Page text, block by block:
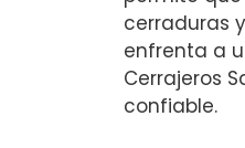
cerraduras
enfrenta a
Cerrajeros
confiable.